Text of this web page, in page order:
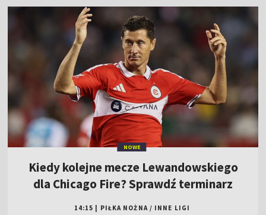
NOWE
Kiedy kolejne mecze Lewandowskiego
dla Chicago Fire? Sprawdź terminarz
14:15 PIŁKA NOŻNA / INNE LIGI